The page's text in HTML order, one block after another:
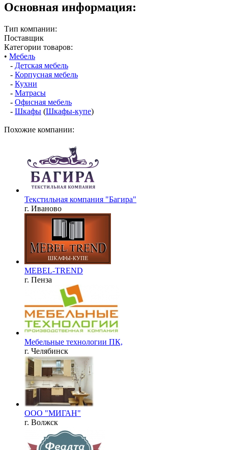
Основная информация:
Тип компании:
Поставщик
Категории товаров:
• Мебель
- Детская мебель
- Корпусная мебель
- Кухни
- Матрасы
- Офисная мебель
- Шкафы (Шкафы-купе)
Похожие компании:
Текстильная компания "Багира"
г. Иваново
MEBEL-TREND
г. Пенза
Мебельные технологии ПК,
г. Челябинск
OOO "МИГАН"
г. Волжск